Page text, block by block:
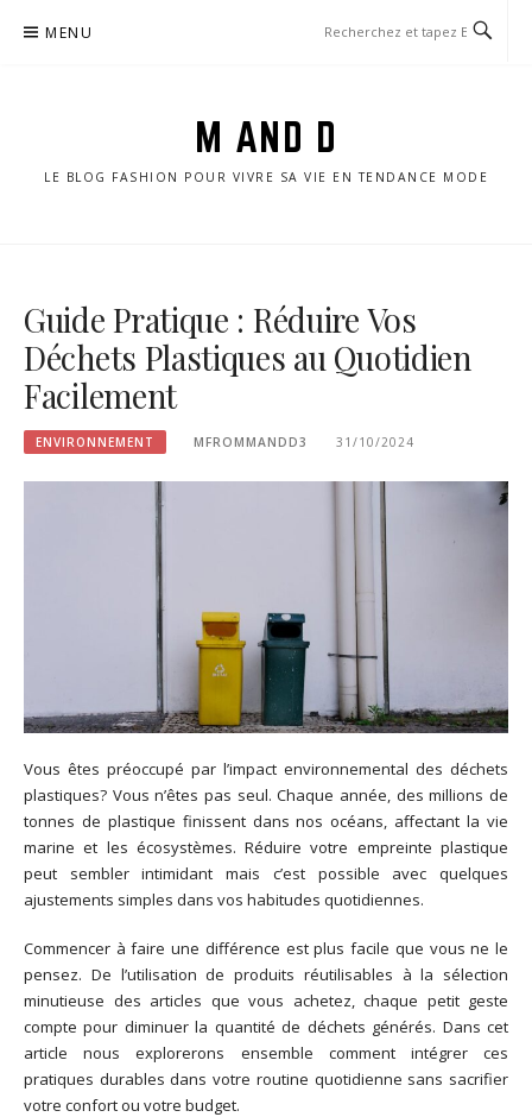
MENU
M AND D
LE BLOG FASHION POUR VIVRE SA VIE EN TENDANCE MODE
Guide Pratique : Réduire Vos
Déchets Plastiques au Quotidien
Facilement
ENVIRONNEMENT MFROMMANDD3 31/10/2024
Vous êtes préoccupé par l’impact environnemental des déchets
plastiques? Vous n’êtes pas seul. Chaque année, des millions de
tonnes de plastique finissent dans nos océans, affectant la vie
marine et les écosystèmes. Réduire votre empreinte plastique
peut sembler intimidant mais c’est possible avec quelques
ajustements simples dans vos habitudes quotidiennes.
Commencer à faire une différence est plus facile que vous ne le
pensez. De l’utilisation de produits réutilisables à la sélection
minutieuse des articles que vous achetez, chaque petit geste
compte pour diminuer la quantité de déchets générés. Dans cet
article nous explorerons ensemble comment intégrer ces
pratiques durables dans votre routine quotidienne sans sacrifier
votre confort ou votre budget.